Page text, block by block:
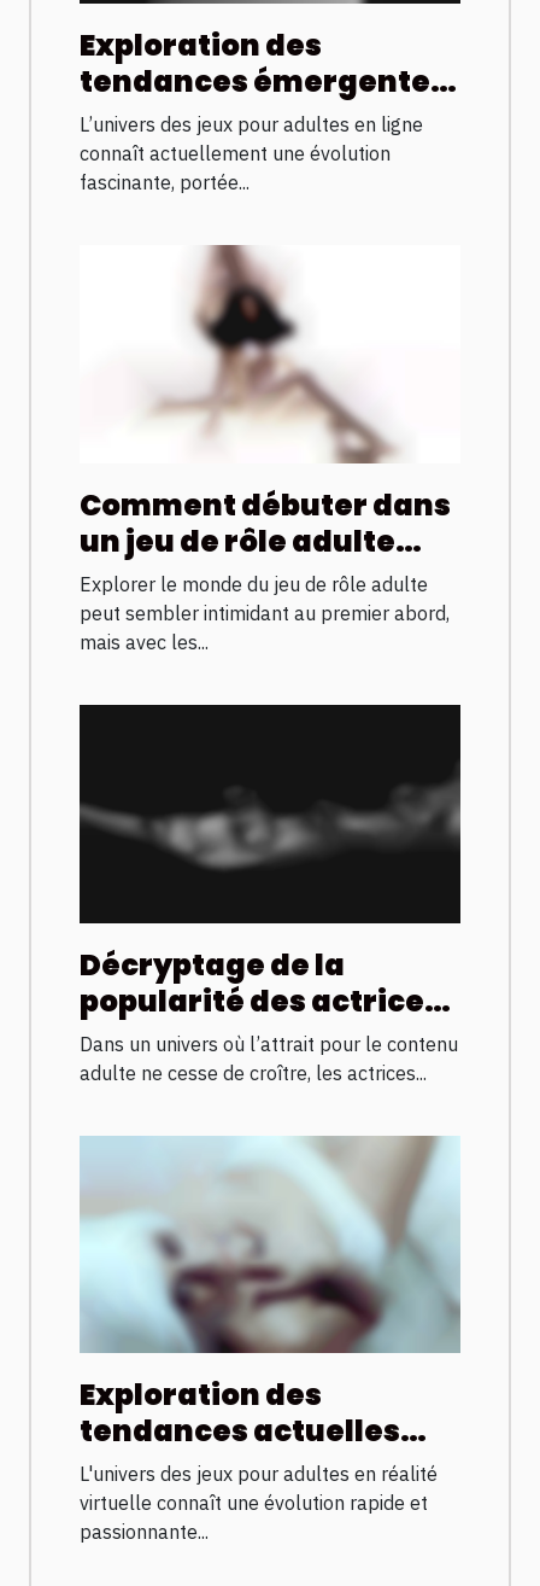
Exploration des
tendances émergentes
dans les jeux pour
adultes en ligne
L’univers des jeux pour adultes en ligne
connaît actuellement une évolution
fascinante, portée...
Comment débuter dans
un jeu de rôle adulte
sans erreurs ?
Explorer le monde du jeu de rôle adulte
peut sembler intimidant au premier abord,
mais avec les...
Décryptage de la
popularité des actrices
françaises dans
l'industrie adulte
Dans un univers où l’attrait pour le contenu
adulte ne cesse de croître, les actrices...
Exploration des
tendances actuelles
des jeux pour adultes en
réalité virtuelle
L'univers des jeux pour adultes en réalité
virtuelle connaît une évolution rapide et
passionnante...